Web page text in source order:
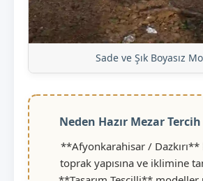
Sade ve Şık Boyasız
Neden Hazır Mezar
**Afyonkarahisar /
toprak yapısına ve iklimine